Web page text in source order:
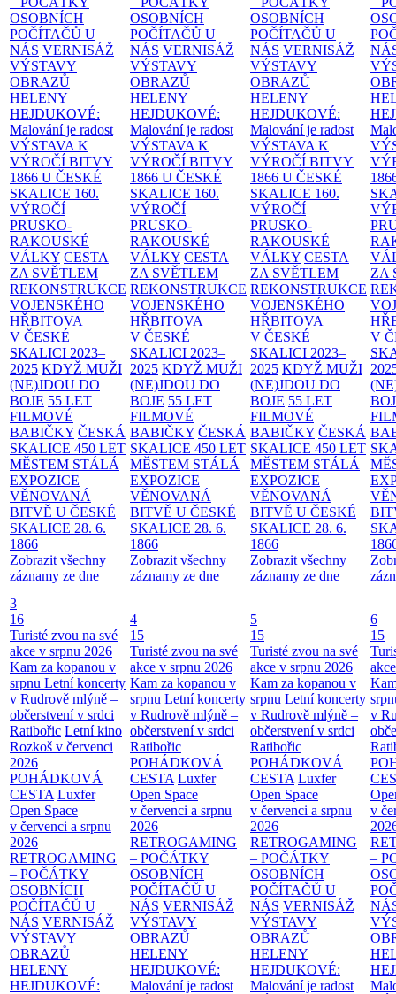
OSOBNÍCH
POČÍTAČŮ U
NÁS VERNISÁŽ
VÝSTAVY
OBRAZŮ
HELENY
HEJDUKOVÉ:
Malování je radost
VÝSTAVA K
VÝROČÍ BITVY
1866 U ČESKÉ
SKALICE 160.
VÝROČÍ
PRUSKO-
RAKOUSKÉ
VÁLKY CESTA
ZA SVĚTLEM
REKONSTRUKCE
VOJENSKÉHO
HŘBITOVA
V ČESKÉ
SKALICI 2023–
2025 KDYŽ MUŽI
(NE)JDOU DO
BOJE 55 LET
FILMOVÉ
BABIČKY ČESKÁ
SKALICE 450 LET
MĚSTEM STÁLÁ
EXPOZICE
VĚNOVANÁ
BITVĚ U ČESKÉ
SKALICE 28. 6.
1866
Zobrazit všechny
záznamy ze dne
OSOBNÍCH
POČÍTAČŮ U
NÁS VERNISÁŽ
VÝSTAVY
OBRAZŮ
HELENY
HEJDUKOVÉ:
Malování je radost
VÝSTAVA K
VÝROČÍ BITVY
1866 U ČESKÉ
SKALICE 160.
VÝROČÍ
PRUSKO-
RAKOUSKÉ
VÁLKY CESTA
ZA SVĚTLEM
REKONSTRUKCE
VOJENSKÉHO
HŘBITOVA
V ČESKÉ
SKALICI 2023–
2025 KDYŽ MUŽI
(NE)JDOU DO
BOJE 55 LET
FILMOVÉ
BABIČKY ČESKÁ
SKALICE 450 LET
MĚSTEM STÁLÁ
EXPOZICE
VĚNOVANÁ
BITVĚ U ČESKÉ
SKALICE 28. 6.
1866
Zobrazit všechny
záznamy ze dne
OSOBNÍCH
POČÍTAČŮ U
NÁS VERNISÁŽ
VÝSTAVY
OBRAZŮ
HELENY
HEJDUKOVÉ:
Malování je radost
VÝSTAVA K
VÝROČÍ BITVY
1866 U ČESKÉ
SKALICE 160.
VÝROČÍ
PRUSKO-
RAKOUSKÉ
VÁLKY CESTA
ZA SVĚTLEM
REKONSTRUKCE
VOJENSKÉHO
HŘBITOVA
V ČESKÉ
SKALICI 2023–
2025 KDYŽ MUŽI
(NE)JDOU DO
BOJE 55 LET
FILMOVÉ
BABIČKY ČESKÁ
SKALICE 450 LET
MĚSTEM STÁLÁ
EXPOZICE
VĚNOVANÁ
BITVĚ U ČESKÉ
SKALICE 28. 6.
1866
Zobrazit všechny
záznamy ze dne
ZA
V
3
16
Turisté zvou na své
akce v srpnu 2026
Kam za kopanou v
srpnu Letní koncerty
v Rudrově mlýně –
občerstvení v srdci
Ratibořic Letní kino
Rozkoš v červenci
2026
POHÁDKOVÁ
CESTA Luxfer
Open Space
v červenci a srpnu
2026
RETROGAMING
– POČÁTKY
OSOBNÍCH
POČÍTAČŮ U
NÁS VERNISÁŽ
VÝSTAVY
OBRAZŮ
HELENY
HEJDUKOVÉ:
4
15
Turisté zvou na své
akce v srpnu 2026
Kam za kopanou v
srpnu Letní koncerty
v Rudrově mlýně –
občerstvení v srdci
Ratibořic
POHÁDKOVÁ
CESTA Luxfer
Open Space
v červenci a srpnu
2026
RETROGAMING
– POČÁTKY
OSOBNÍCH
POČÍTAČŮ U
NÁS VERNISÁŽ
VÝSTAVY
OBRAZŮ
HELENY
HEJDUKOVÉ:
Malování je radost
5
15
Turisté zvou na své
akce v srpnu 2026
Kam za kopanou v
srpnu Letní koncerty
v Rudrově mlýně –
občerstvení v srdci
Ratibořic
POHÁDKOVÁ
CESTA Luxfer
Open Space
v červenci a srpnu
2026
RETROGAMING
– POČÁTKY
OSOBNÍCH
POČÍTAČŮ U
NÁS VERNISÁŽ
VÝSTAVY
OBRAZŮ
HELENY
HEJDUKOVÉ:
Malování je radost
6
15
v
v
–